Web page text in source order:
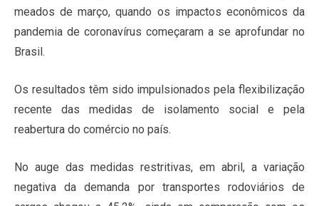
meados de março, quando os impactos econômicos da
pandemia de coronavírus começaram a se aprofundar no
Brasil.
Os resultados têm sido impulsionados pela flexibilização
recente das medidas de isolamento social e pela
reabertura do comércio no país.
No auge das medidas restritivas, em abril, a variação
negativa da demanda por transportes rodoviários de